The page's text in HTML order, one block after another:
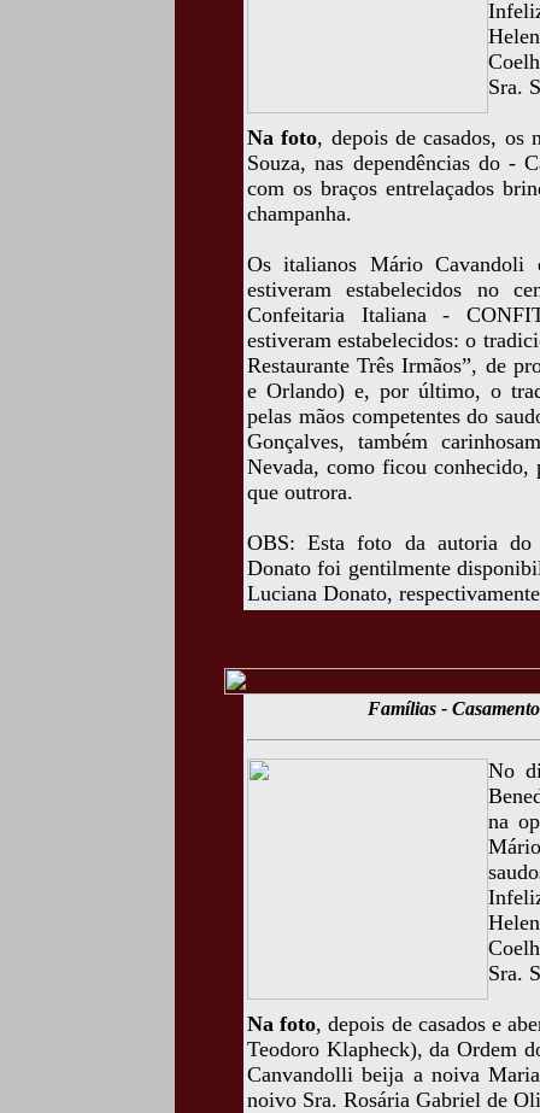
Sra.
Na foto, depois de casados,
Souza, nas dependências do -
com os braços entrelaçados
champanha.
Os italianos Mário Cavandoli
estiveram estabelecidos no
Confeitaria Italiana -
estiveram estabelecidos: o
Restaurante Três Irmãos”, de
e Orlando) e, por último, o
pelas mãos competentes do
Gonçalves, também
Nevada, como ficou conhecido,
que outrora.
OBS: Esta foto da autoria do
Donato foi gentilmente
Luciana Donato,
Famílias -
No
na
Sra.
Na foto, depois de casados e
Teodoro Klapheck), da Ordem
Canvandolli beija a noiva
noivo Sra. Rosária Gabriel de